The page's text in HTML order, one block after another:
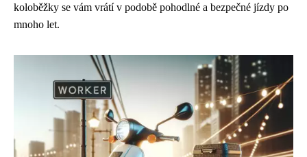
koloběžky se vám vrátí v podobě pohodlné a bezpečné jízdy po
mnoho let.